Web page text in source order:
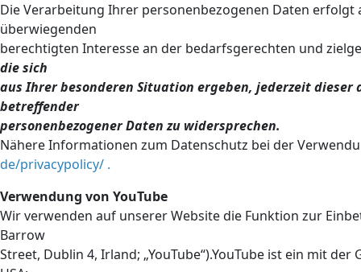
Die Verarbeitung Ihrer personenbezogenen Daten erfolgt
überwiegenden
berechtigten Interesse an der bedarfsgerechten und
die sich
aus Ihrer besonderen Situation ergeben, jederzeit dieser
betreffender
personenbezogener Daten zu widersprechen.
Nähere Informationen zum Datenschutz bei der
de/privacypolicy/ .
Verwendung von YouTube
Wir verwenden auf unserer Website die Funktion zur
Barrow
Street, Dublin 4, Irland; „YouTube“).YouTube ist ein mit